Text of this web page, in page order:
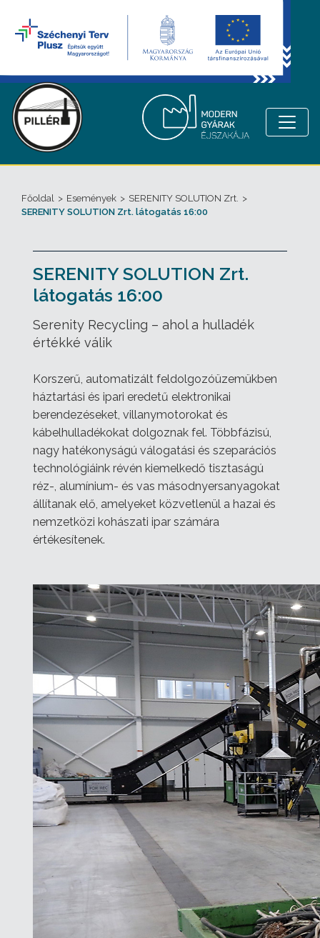
Főoldal > Események > SERENITY SOLUTION Zrt. >
SERENITY SOLUTION Zrt. látogatás 16:00
SERENITY SOLUTION Zrt.
látogatás 16:00
Serenity Recycling – ahol a hulladék
értékké válik
Korszerű, automatizált feldolgozóüzemükben
háztartási és ipari eredetű elektronikai
berendezéseket, villanymotorokat és
kábelhulladékokat dolgoznak fel. Többfázisú,
nagy hatékonyságú válogatási és szeparációs
technológiáink révén kiemelkedő tisztaságú
réz-, alumínium- és vas másodnyersanyagokat
állítanak elő, amelyeket közvetlenül a hazai és
nemzetközi kohászati ipar számára
értékesítenek.